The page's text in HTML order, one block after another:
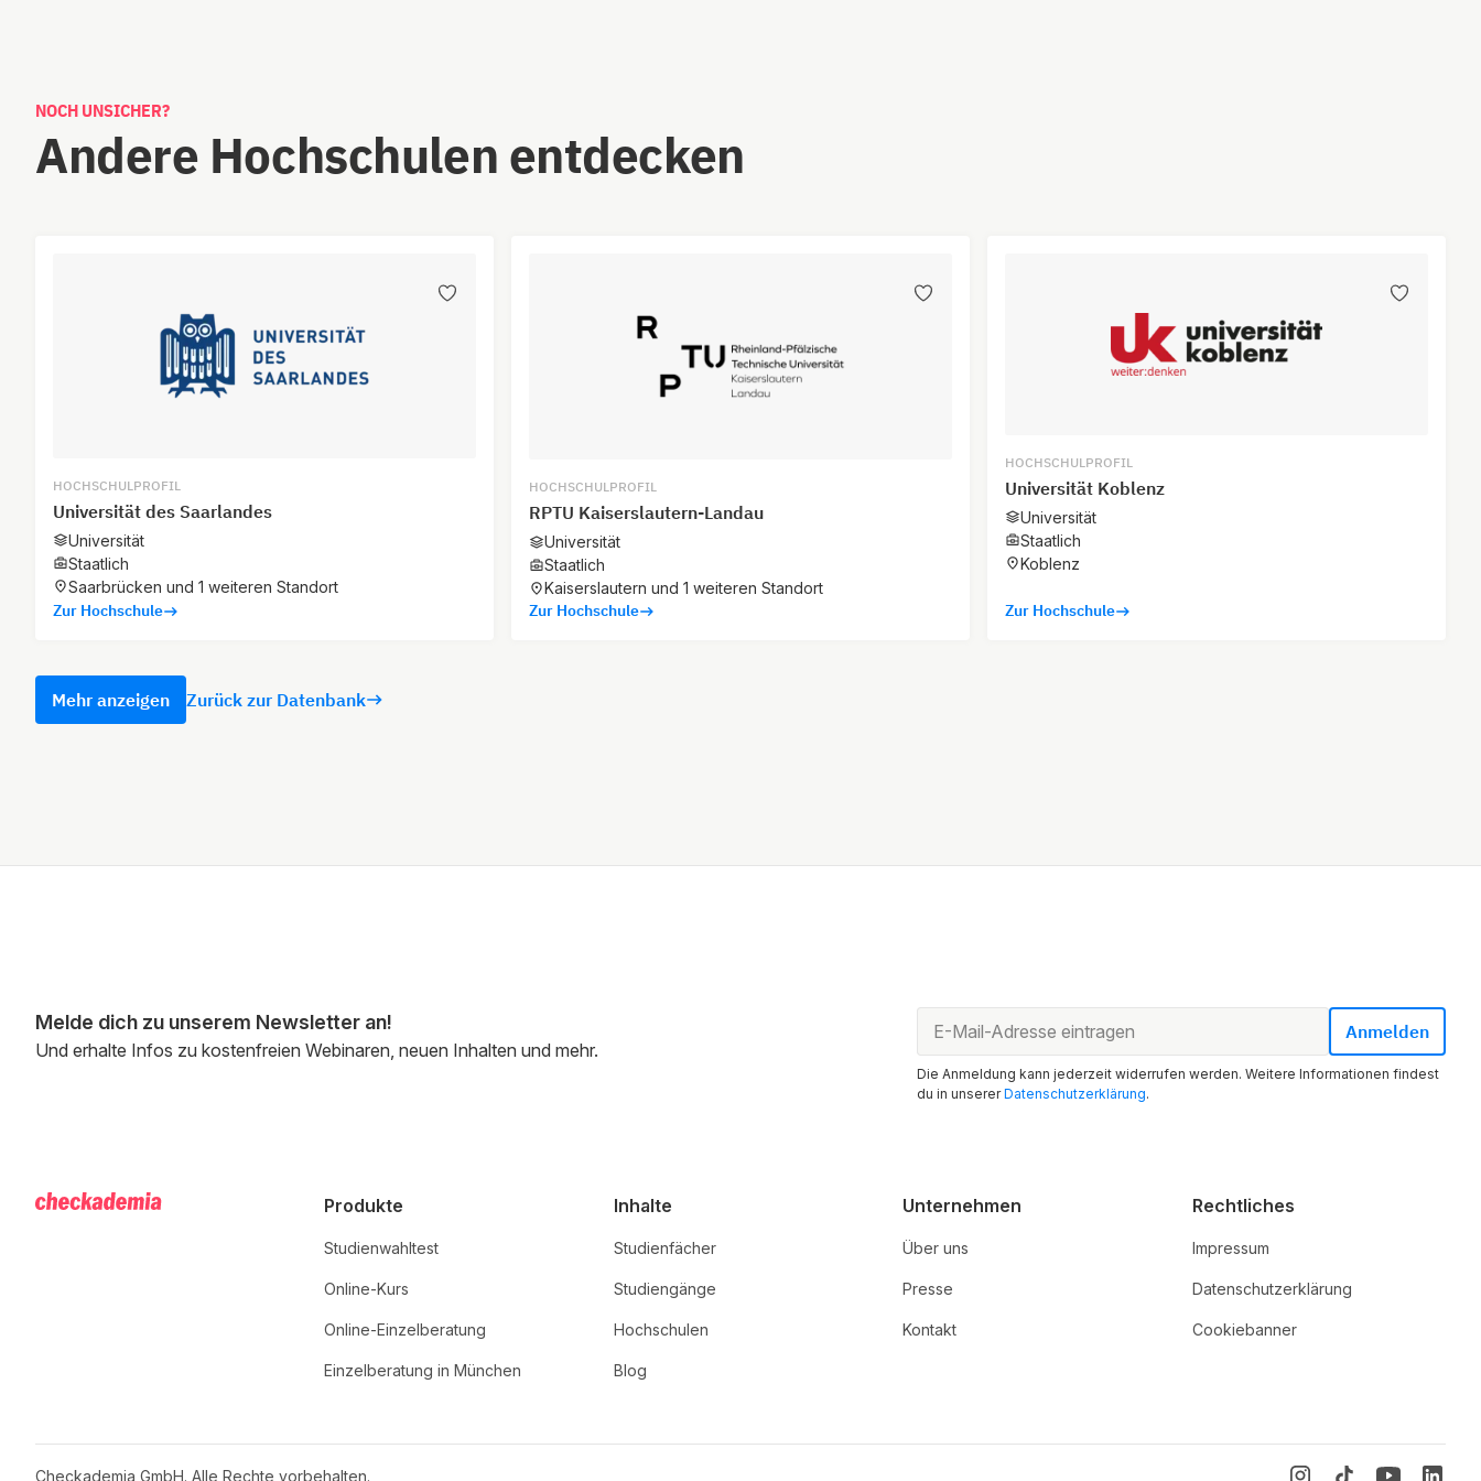
NOCH UNSICHER?
Andere Hochschulen entdecken
HOCHSCHULPROFIL
Universität des Saarlandes
Universität
Staatlich
Saarbrücken und 1 weiteren Standort
Zur Hochschule
HOCHSCHULPROFIL
RPTU Kaiserslautern-Landau
Universität
Staatlich
Kaiserslautern und 1 weiteren Standort
Zur Hochschule
HOCHSCHULPROFIL
Universität Koblenz
Universität
Staatlich
Koblenz
Zur Hochschule
Mehr anzeigen Zurück zur Datenbank
Melde dich zu unserem Newsletter an!
Und erhalte Infos zu kostenfreien Webinaren, neuen Inhalten und mehr.
Die Anmeldung kann jederzeit widerrufen werden. Weitere Informationen findest
du in unsererDatenschutzerklärung.
Produkte
Studienwahltest
Online-Kurs
Online-Einzelberatung
Einzelberatung in München
Inhalte
Studienfächer
Studiengänge
Hochschulen
Blog
Unternehmen
Über uns
Presse
Kontakt
Rechtliches
Impressum
Datenschutzerklärung
Cookiebanner
Checkademia GmbH. Alle Rechte vorbehalten.